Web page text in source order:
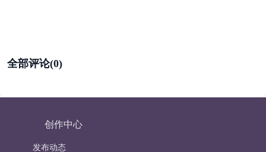
全部评论(0)
创作中心
发布动态